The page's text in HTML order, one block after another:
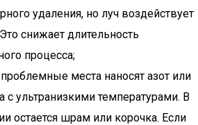
удаления, но луч воздействует
снижает длительность
процесса;
места наносят азот или
с ультранизкими температурами. В
остается шрам или корочка. Если